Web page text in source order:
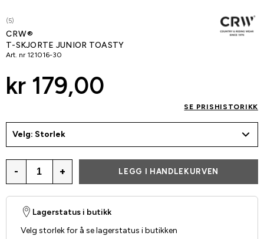
(5)
CRW®
T-SKJORTE JUNIOR TOASTY
Art. nr 121016-30
kr 179,00
SE PRISHISTORIKK
Velg: Storlek
- + LEGG I HANDLEKURVEN
Lagerstatus i butikk
Velg storlek for å se lagerstatus i butikken